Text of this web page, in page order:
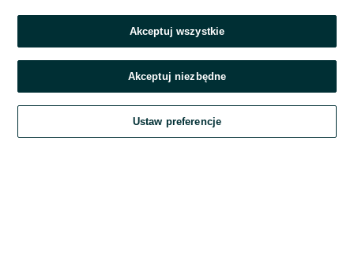
Nie pamiętasz hasła?
Zaloguj się
Kontynuując za pośrednictwem jednego z dostawców wskazanych powyżej,
Regulamin serwisu OLX.pl w jego aktualnym brzmieniu.
Akceptuj wszystkie
Akceptuj niezbędne
Ustaw preferencje